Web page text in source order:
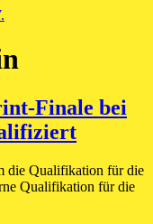
Finale bei
die Qualifikation für die
Qualifikation für die